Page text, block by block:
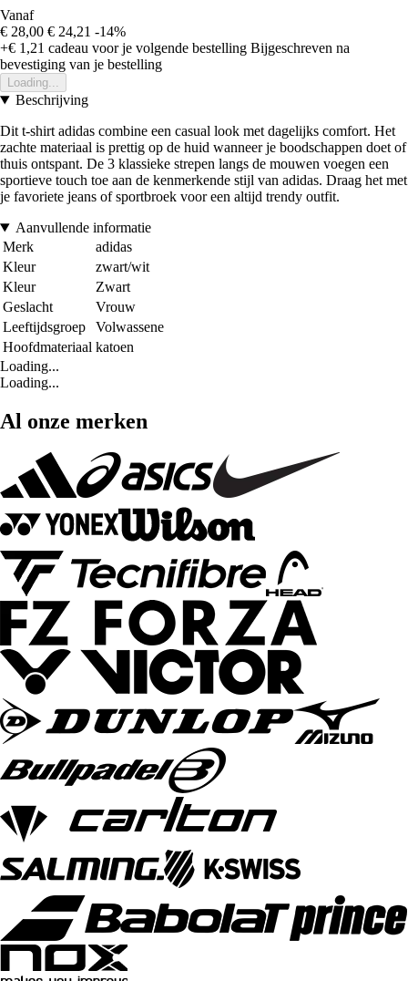
Vanaf
€ 28,00 € 24,21 -14%
+€ 1,21 cadeau voor je volgende bestelling Bijgeschreven na
bevestiging van je bestelling
Loading...
Beschrijving
Dit t-shirt adidas combine een casual look met dagelijks comfort. Het
zachte materiaal is prettig op de huid wanneer je boodschappen doet of
thuis ontspant. De 3 klassieke strepen langs de mouwen voegen een
sportieve touch toe aan de kenmerkende stijl van adidas. Draag het met
je favoriete jeans of sportbroek voor een altijd trendy outfit.
Aanvullende informatie
Merk
adidas
Kleur
zwart/wit
Kleur
Zwart
Geslacht
Vrouw
Leeftijdsgroep
Volwassene
Hoofdmateriaal katoen
Loading...
Loading...
Al onze merken